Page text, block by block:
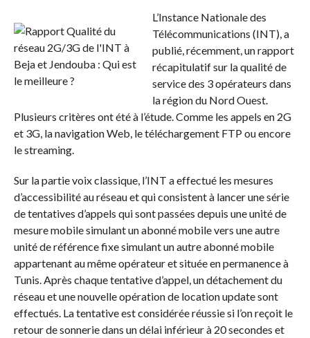
L’Instance Nationale des
Télécommunications (INT), a
publié, récemment, un rapport
récapitulatif sur la qualité de
service des 3 opérateurs dans
la région du Nord Ouest.
Plusieurs critères ont été à l’étude. Comme les appels en 2G
et 3G, la navigation Web, le téléchargement FTP ou encore
le streaming.
Sur la partie voix classique, l’INT a effectué les mesures
d’accessibilité au réseau et qui consistent à lancer une série
de tentatives d’appels qui sont passées depuis une unité de
mesure mobile simulant un abonné mobile vers une autre
unité de référence fixe simulant un autre abonné mobile
appartenant au même opérateur et située en permanence à
Tunis. Après chaque tentative d’appel, un détachement du
réseau et une nouvelle opération de location update sont
effectués. La tentative est considérée réussie si l’on reçoit le
retour de sonnerie dans un délai inférieur à 20 secondes et